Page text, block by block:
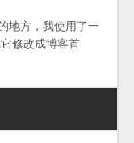
地方，我使用了一
修改成博客首